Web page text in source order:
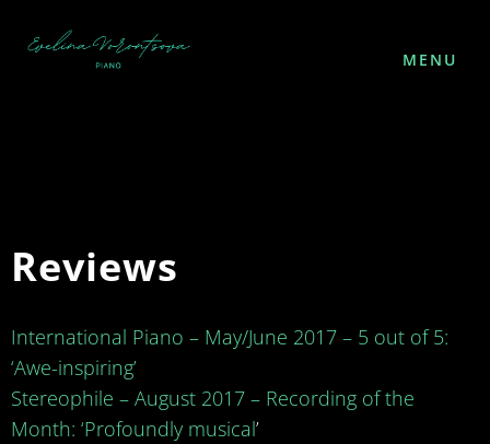
MENU
Reviews
International Piano – May/June 2017 – 5 out of 5:
‘Awe-inspiring’
Stereophile – August 2017 – Recording of the
Month: ‘Profoundly musical’